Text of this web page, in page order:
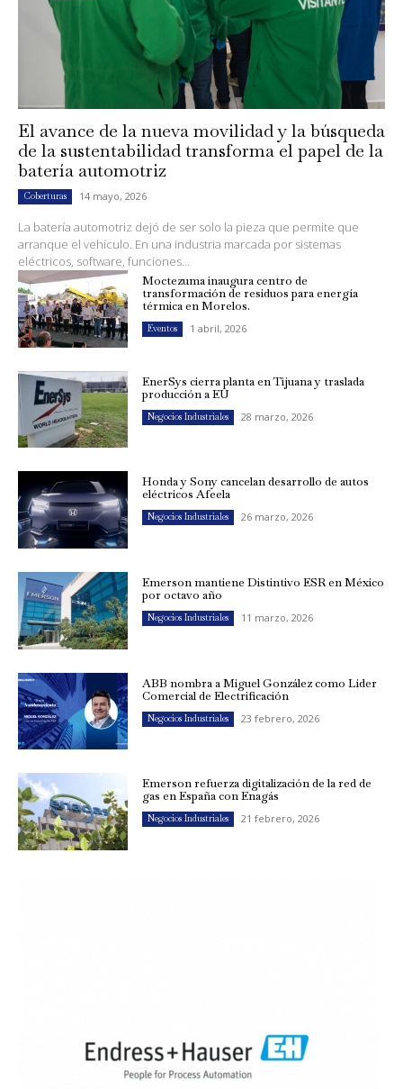
El avance de la nueva movilidad y la búsqueda
de la sustentabilidad transforma el papel de la
batería automotriz
Coberturas 14 mayo, 2026
La batería automotriz dejó de ser solo la pieza que permite que
arranque el vehículo. En una industria marcada por sistemas
eléctricos, software, funciones...
Moctezuma inaugura centro de
transformación de residuos para energía
térmica en Morelos.
Eventos 1 abril, 2026
EnerSys cierra planta en Tijuana y traslada
producción a EU
Negocios Industriales 28 marzo, 2026
Honda y Sony cancelan desarrollo de autos
eléctricos Afeela
Negocios Industriales 26 marzo, 2026
Emerson mantiene Distintivo ESR en México
por octavo año
Negocios Industriales 11 marzo, 2026
ABB nombra a Miguel González como Líder
Comercial de Electrificación
Negocios Industriales 23 febrero, 2026
Emerson refuerza digitalización de la red de
gas en España con Enagás
Negocios Industriales 21 febrero, 2026